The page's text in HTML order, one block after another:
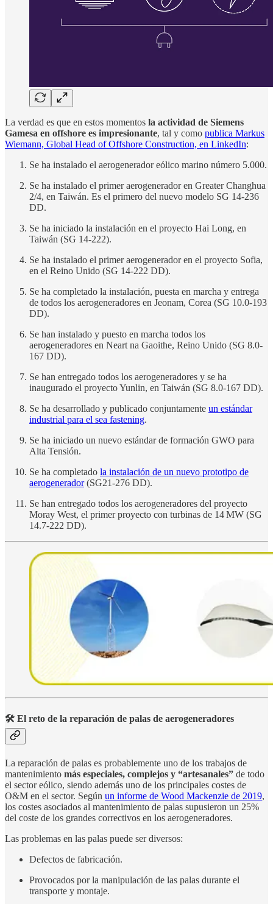
La verdad es que en estos momentos la actividad de Siemens
Gamesa en offshore es impresionante, tal y como publica Markus
Wiemann, Global Head of Offshore Construction, en LinkedIn:
Se ha instalado el aerogenerador eólico marino número 5.000.
Se ha instalado el primer aerogenerador en Greater Changhua
2/4, en Taiwán. Es el primero del nuevo modelo SG 14-236
DD.
Se ha iniciado la instalación en el proyecto Hai Long, en
Taiwán (SG 14-222).
Se ha instalado el primer aerogenerador en el proyecto Sofia,
en el Reino Unido (SG 14-222 DD).
Se ha completado la instalación, puesta en marcha y entrega
de todos los aerogeneradores en Jeonam, Corea (SG 10.0-193
DD).
Se han instalado y puesto en marcha todos los
aerogeneradores en Neart na Gaoithe, Reino Unido (SG 8.0-
167 DD).
Se han entregado todos los aerogeneradores y se ha
inaugurado el proyecto Yunlin, en Taiwán (SG 8.0-167 DD).
Se ha desarrollado y publicado conjuntamente un estándar
industrial para el sea fastening.
Se ha iniciado un nuevo estándar de formación GWO para
Alta Tensión.
Se ha completado la instalación de un nuevo prototipo de
aerogenerador(SG21-276 DD).
Se han entregado todos los aerogeneradores del proyecto
Moray West, el primer proyecto con turbinas de 14 MW (SG
14.7-222 DD).
🛠️ El reto de la reparación de palas de aerogeneradores
La reparación de palas es probablemente uno de los trabajos de
mantenimiento más especiales, complejos y “artesanales” de todo
el sector eólico, siendo además uno de los principales costes de
O&M en el sector. Según un informe de Wood Mackenzie de 2019,
los costes asociados al mantenimiento de palas supusieron un 25%
del coste de los grandes correctivos en los aerogeneradores.
Las problemas en las palas puede ser diversos:
Defectos de fabricación.
Provocados por la manipulación de las palas durante el
transporte y montaje.